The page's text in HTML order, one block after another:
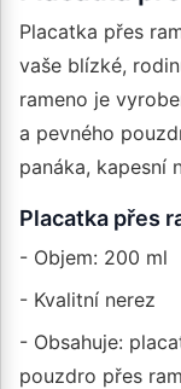
Placatka přes
vaše blízké,
rameno je
a pevného
panáka, kapesní
Placatka přes
- Objem: 200 ml
- Kvalitní nerez
- Obsahuje:
pouzdro přes